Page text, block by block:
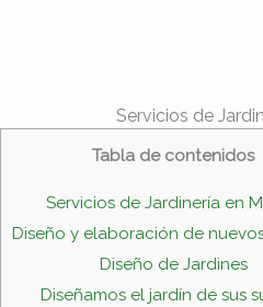
Servicios de
Tabla de contenidos
Servicios de Jardinería en
Diseño y elaboración de
Diseño de Jardines
Diseñamos el jardín de sus